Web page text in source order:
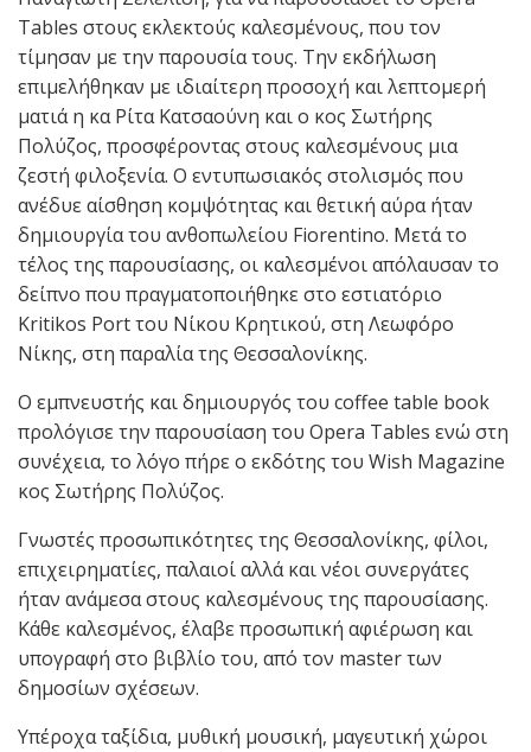
Tables στους εκλεκτούς καλεσμένους, που τον
τίμησαν με την παρουσία τους. Την εκδήλωση
επιμελήθηκαν με ιδιαίτερη προσοχή και λεπτομερή
ματιά η κα Ρίτα Κατσαούνη και ο κος Σωτήρης
Πολύζος, προσφέροντας στους καλεσμένους μια
ζεστή φιλοξενία. Ο εντυπωσιακός στολισμός που
ανέδυε αίσθηση κομψότητας και θετική αύρα ήταν
δημιουργία του ανθοπωλείου Fiorentino. Μετά το
τέλος της παρουσίασης, οι καλεσμένοι απόλαυσαν το
δείπνο που πραγματοποιήθηκε στο εστιατόριο
Κritikos Port του Νίκου Κρητικού, στη Λεωφόρο
Νίκης, στη παραλία της Θεσσαλονίκης.
Ο εμπνευστής και δημιουργός του coffee table book
προλόγισε την παρουσίαση του Opera Tables ενώ στη
συνέχεια, το λόγο πήρε ο εκδότης του Wish Magazine
κος Σωτήρης Πολύζος.
Γνωστές προσωπικότητες της Θεσσαλονίκης, φίλοι,
επιχειρηματίες, παλαιοί αλλά και νέοι συνεργάτες
ήταν ανάμεσα στους καλεσμένους της παρουσίασης.
Κάθε καλεσμένος, έλαβε προσωπική αφιέρωση και
υπογραφή στο βιβλίο του, από τον master των
δημοσίων σχέσεων.
Υπέροχα ταξίδια, μυθική μουσική, μαγευτική χώροι